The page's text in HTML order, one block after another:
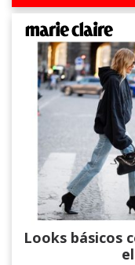
Looks básicos